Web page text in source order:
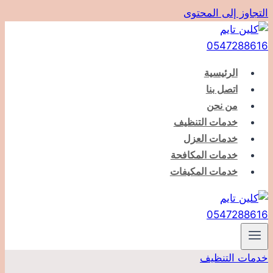
التجاوز إلى المحتوى
الرئيسية
اتصل بنا
من نحن
خدمات التنظيف
خدمات العزل
خدمات المكافحة
خدمات المكيفات
خدمات التنظيف